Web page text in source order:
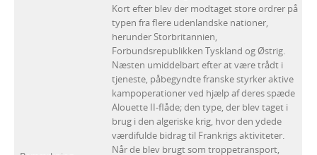
Kort efter blev der modtaget store ordrer på
typen fra flere udenlandske nationer,
herunder Storbritannien,
Forbundsrepublikken Tyskland og Østrig.
Næsten umiddelbart efter at være trådt i
tjeneste, påbegyndte franske styrker aktive
kampoperationer ved hjælp af deres spæde
Alouette II-flåde; den type, der blev taget i
brug i den algeriske krig, hvor den ydede
værdifulde bidrag til Frankrigs aktiviteter.
Når de blev brugt som troppetransport,